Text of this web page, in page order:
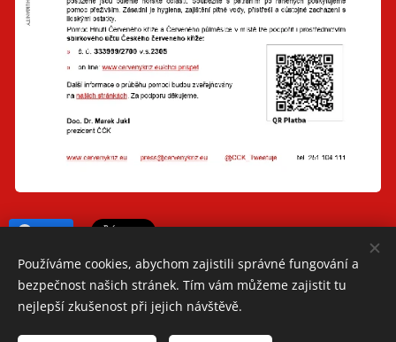
Share
Používáme cookies, abychom zajistili správné fungování a
bezpečnost našich stránek. Tím vám můžeme zajistit tu
nejlepší zkušenost při jejich návštěvě.